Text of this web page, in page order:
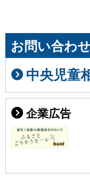
お問い合わ
中央児童
企業広告